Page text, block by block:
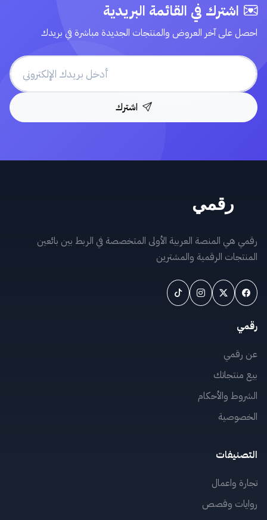
اشترك في القائمة البريدية
احصل على آخر العروض والمنتجات الجديدة مباشرة في بريدك
اشترك
رقمي هي المنصة العربية الأولى المتخصصة في الربط بين بائعين
المنتجات الرقمية والمشترين
رقمي
عن رقمي
بيع منتجاتك
الشروط والأحكام
الخصوصية
التصنيفات
تجارة واعمال
روايات وقصص